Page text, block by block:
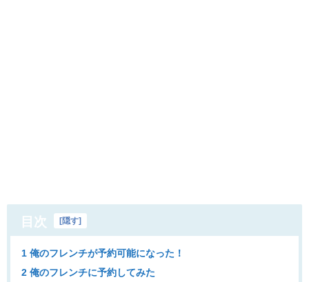
目次 隠す
1 俺のフレンチが予約可能になった！
2 俺のフレンチに予約してみた